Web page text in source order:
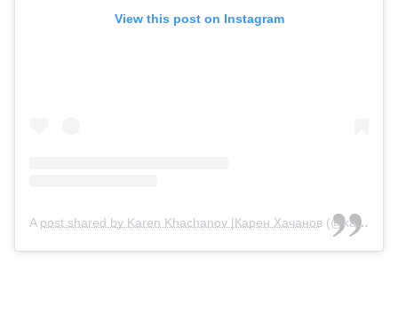
View this post on Instagram
A post shared by Karen Khachanov |Карен Хачанов (@karenkhachanov)